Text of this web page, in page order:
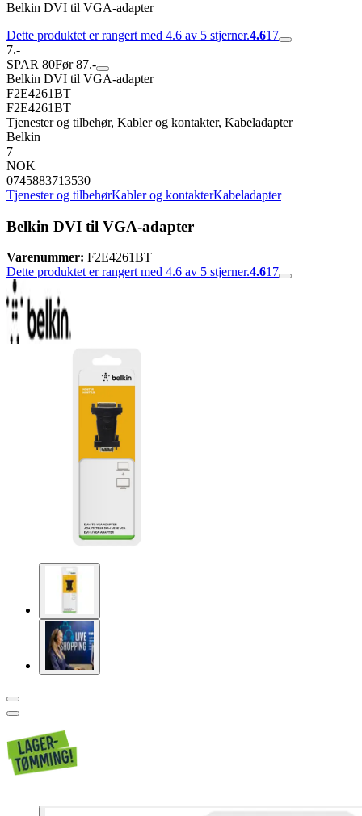
Belkin DVI til VGA-adapter
Dette produktet er rangert med 4.6 av 5 stjerner.4.617
7.-
SPAR 80Før 87.-
Belkin DVI til VGA-adapter
F2E4261BT
F2E4261BT
Tjenester og tilbehør, Kabler og kontakter, Kabeladapter
Belkin
7
NOK
0745883713530
Tjenester og tilbehørKabler og kontakterKabeladapter
Belkin DVI til VGA-adapter
Varenummer: F2E4261BT
Dette produktet er rangert med 4.6 av 5 stjerner.4.617